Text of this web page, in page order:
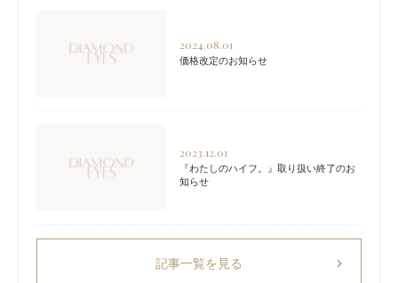
2024.08.01
価格改定のお知らせ
2023.12.01
『わたしのハイフ。』取り扱い終了のお
知らせ
記事一覧を見る chevron_right